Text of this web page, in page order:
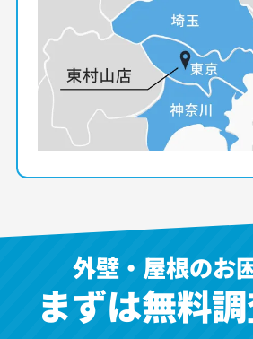
外壁・屋根のお
まずは無料